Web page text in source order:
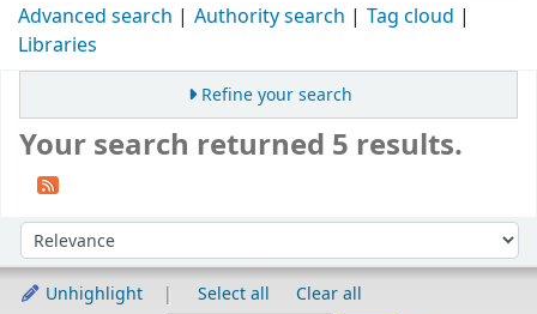
Advanced search Authority search
Tag cloud
Libraries
Refine your search
Your search returned 5 results.
Sort by:
Unhighlight Select all
Clear all